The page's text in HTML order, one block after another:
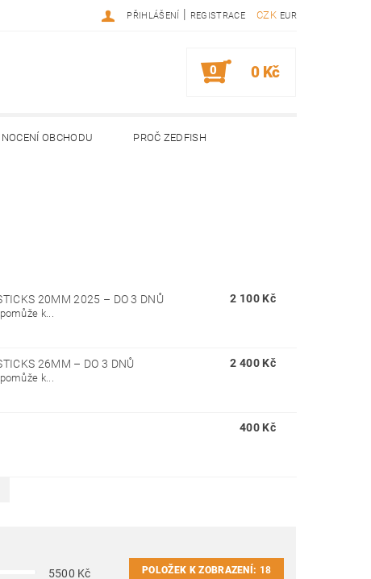
CZK EUR
PŘIHLÁŠENÍ | REGISTRACE
0 0 Kč
OBCHODU PROČ ZEDFISH
20MM 2025 – DO 3 DNŮ
k...
2 100 Kč
26MM – DO 3 DNŮ
k...
2 400 Kč
400 Kč
5500 Kč POLOŽEK K ZOBRAZENÍ: 18